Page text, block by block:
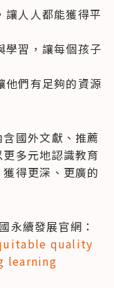
人人都能獲得平
學習，讓每個孩子
他們有足夠的資源
國外文獻、推薦
多元地認識教育
獲得更深、更廣的
永續發展官網：
quality
learning